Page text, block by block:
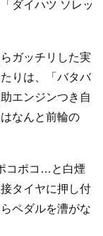
ダイハツ ソレッ
ガッチリした実
りは、「バタバ
エンジンつき自
なんと前輪の
コポコ…と白煙
タイヤに押し付
ペダルを漕がな